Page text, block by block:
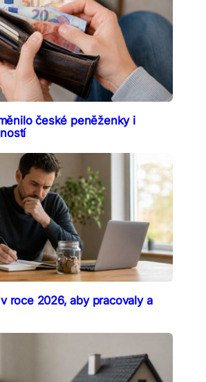
české peněženky i
roce 2026, aby pracovaly a